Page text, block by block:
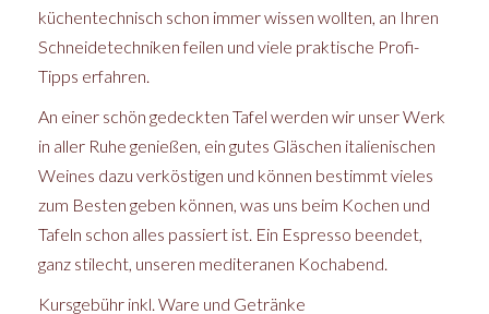
küchentechnisch schon immer wissen wollten, an Ihren
Schneidetechniken feilen und viele praktische Profi-
Tipps erfahren.
An einer schön gedeckten Tafel werden wir unser Werk
in aller Ruhe genießen, ein gutes Gläschen italienischen
Weines dazu verköstigen und können bestimmt vieles
zum Besten geben können, was uns beim Kochen und
Tafeln schon alles passiert ist. Ein Espresso beendet,
ganz stilecht, unseren mediteranen Kochabend.
Kursgebühr inkl. Ware und Getränke